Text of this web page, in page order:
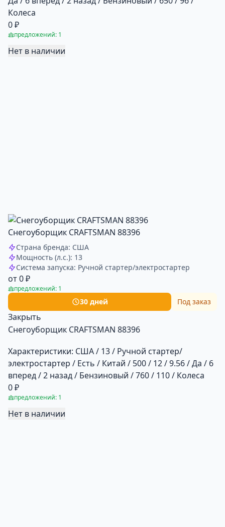
Колеса
0 ₽
предложений: 1
Нет в наличии
Снегоуборщик CRAFTSMAN 88396
Страна бренда: США
Мощность (л.с.): 13
Система запуска: Ручной стартер/электростартер
от 0 ₽
предложений: 1
30 дней Под заказ
Закрыть
Снегоуборщик CRAFTSMAN 88396
Характеристики: США / 13 / Ручной стартер/
электростартер / Есть / Китай / 500 / 12 / 9.56 / Да / 6
вперед / 2 назад / Бензиновый / 760 / 110 / Колеса
0 ₽
предложений: 1
Нет в наличии